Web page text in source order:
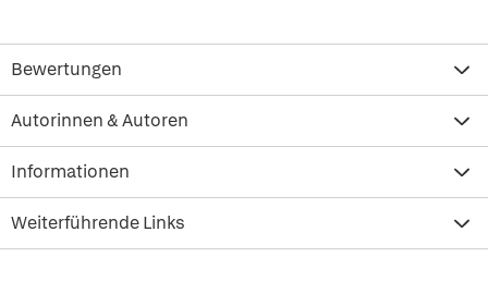
Bewertungen
Autorinnen & Autoren
Informationen
Weiterführende Links